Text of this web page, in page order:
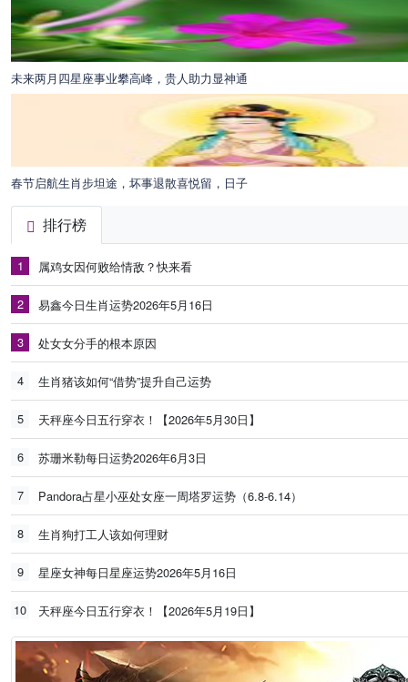
未来两月四星座事业攀高峰，贵人助力显神通
春节启航生肖步坦途，坏事退散喜悦留，日子
排行榜
1 属鸡女因何败给情敌？快来看
2 易鑫今日生肖运势2026年5月16日
3 处女女分手的根本原因
4 生肖猪该如何“借势”提升自己运势
5 天秤座今日五行穿衣！【2026年5月30日】
6 苏珊米勒每日运势2026年6月3日
7 Pandora占星小巫处女座一周塔罗运势（6.8-6.14）
8 生肖狗打工人该如何理财
9 星座女神每日星座运势2026年5月16日
10 天秤座今日五行穿衣！【2026年5月19日】